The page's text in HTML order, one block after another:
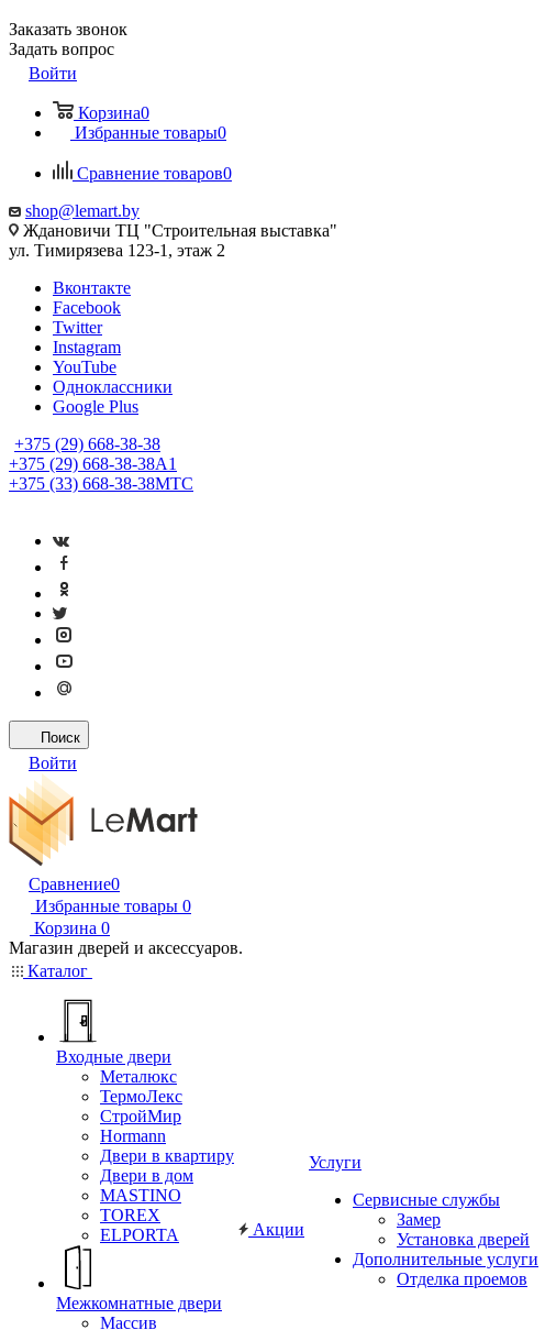
Заказать звонок
Задать вопрос
Войти
Корзина0
Избранные товары0
Сравнение товаров0
shop@lemart.by
Ждановичи ТЦ "Строительная выставка"
ул. Тимирязева 123-1, этаж 2
Вконтакте
Facebook
Twitter
Instagram
YouTube
Одноклассники
Google Plus
+375 (29) 668-38-38
+375 (29) 668-38-38A1
+375 (33) 668-38-38МТС
Поиск
Войти
Сравнение0
Избранные товары 0
Корзина 0
Магазин дверей и аксессуаров.
Каталог
Входные двери
Металюкс
ТермоЛекс
СтройМир
Hormann
Двери в квартиру
Двери в дом
MASTINO
TOREX
ELPORTA
Межкомнатные двери
Массив
Акции
Услуги
Сервисные службы
Замер
Установка дверей
Дополнительные услуги
Отделка проемов